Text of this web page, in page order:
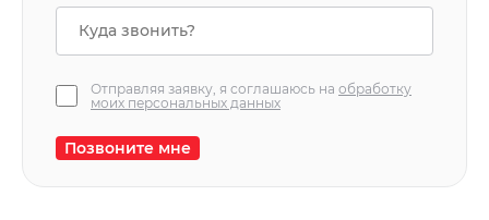
Отправляя заявку, я соглашаюсь на обработку
моих персональных данных
Позвоните мне